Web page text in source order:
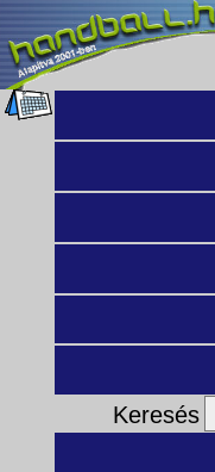
Keresés